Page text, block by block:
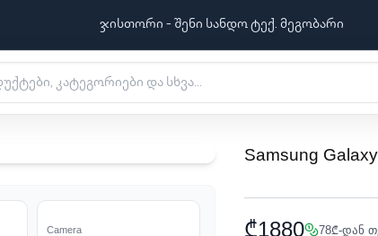
ჯისთორი - შენი სანდო ტექ. მეგობარი